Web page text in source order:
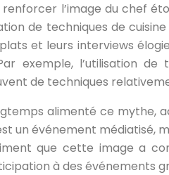
l’image du chef
de techniques de
et leurs interviews
exemple, l’utilisation
de techniques
alimenté ce
un événement médiatisé,
que cette image a
à des événements